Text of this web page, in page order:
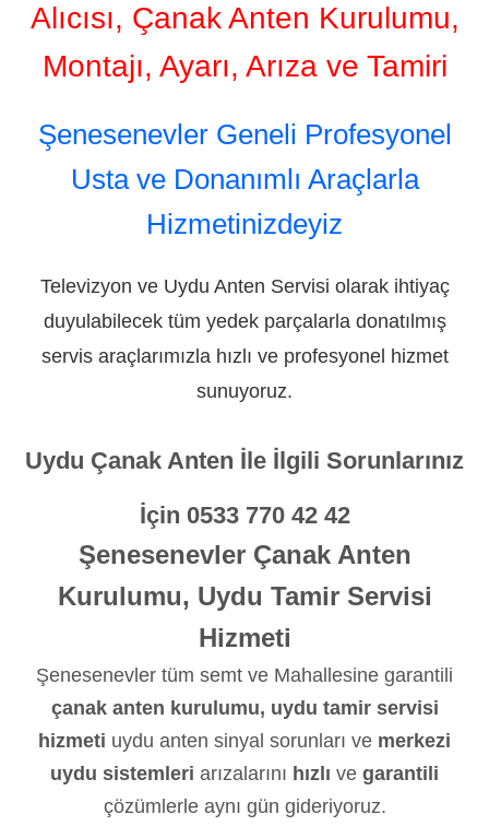
Alıcısı, Çanak Anten Kurulumu,
Montajı, Ayarı, Arıza ve Tamiri
Şenesenevler Geneli Profesyonel
Usta ve Donanımlı Araçlarla
Hizmetinizdeyiz
Televizyon ve Uydu Anten Servisi olarak ihtiyaç
duyulabilecek tüm yedek parçalarla donatılmış
servis araçlarımızla hızlı ve profesyonel hizmet
sunuyoruz.
Uydu Çanak Anten İle İlgili Sorunlarınız
İçin 0533 770 42 42
Şenesenevler Çanak Anten
Kurulumu, Uydu Tamir Servisi
Hizmeti
Şenesenevler tüm semt ve Mahallesine garantili
çanak anten kurulumu, uydu tamir servisi
hizmeti uydu anten sinyal sorunları ve merkezi
uydu sistemleri arızalarını hızlı ve garantili
çözümlerle aynı gün gideriyoruz.